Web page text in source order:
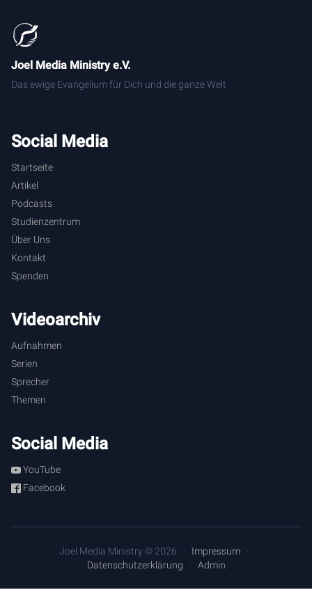
Joel Media Ministry e.V.
Das ewige Evangelium für Dich und die ganze Welt
Social Media
Startseite
Artikel
Podcasts
Studienzentrum
Über Uns
Kontakt
Spenden
Videoarchiv
Aufnahmen
Serien
Sprecher
Themen
Social Media
YouTube
Facebook
Joel Media Ministry © 2026
Impressum
Datenschutzerklärung
Admin